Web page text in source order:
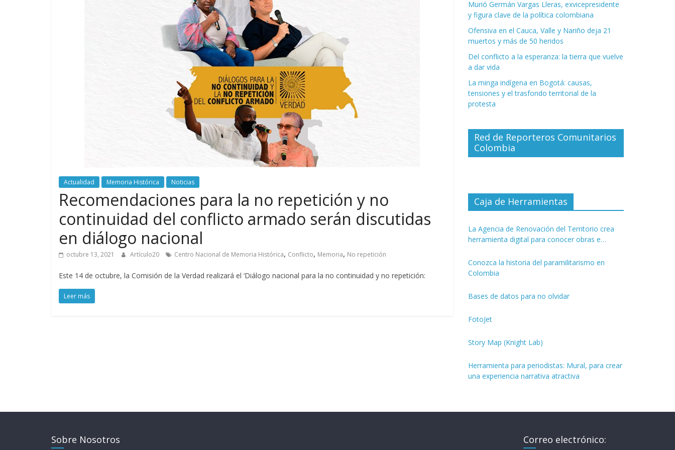
Actualidad Memoria Histórica Noticias
Recomendaciones para la no repetición y no
continuidad del conflicto armado serán discutidas
en diálogo nacional
octubre 13, 2021 Artículo20 Centro Nacional de Memoria Histórica, Conflicto, Memoria, No repetición
Este 14 de octubre, la Comisión de la Verdad realizará el ‘Diálogo nacional para la no continuidad y no repetición:
Leer más
Murió Germán Vargas Lleras, exvicepresidente
y figura clave de la política colombiana
Ofensiva en el Cauca, Valle y Nariño deja 21
muertos y más de 50 heridos
Del conflicto a la esperanza: la tierra que vuelve
a dar vida
La minga indígena en Bogotá: causas,
tensiones y el trasfondo territorial de la
protesta
Red de Reporteros Comunitarios
Colombia
Caja de Herramientas
La Agencia de Renovación del Territorio crea
herramienta digital para conocer obras e
Conozca la historia del paramilitarismo en
Colombia
Bases de datos para no olvidar
FotoJet
Story Map (Knight Lab)
Herramienta para periodistas: Mural, para crear
una experiencia narrativa atractiva
Sobre Nosotros Correo electrónico: